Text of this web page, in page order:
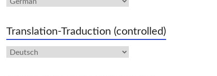
Translation-Traduction (controlled)
Sprache
auswählen